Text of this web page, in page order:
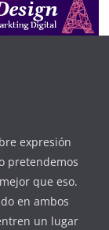
expresión
pretendemos
que eso.
en ambos
un lugar